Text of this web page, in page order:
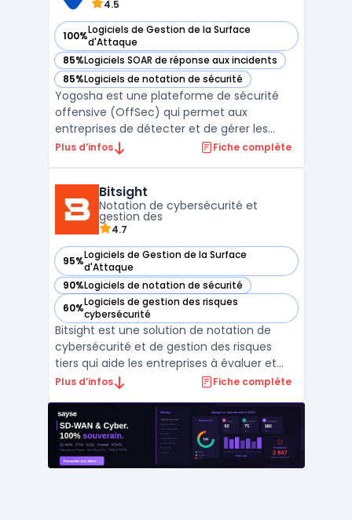
4.5
100%Logiciels de Gestion de la Surface
d'Attaque
— voir Yogosha dans cette catégorie
85%Logiciels SOAR de réponse aux incidents
— voir Yogosha dans cette catégorie
85%Logiciels de notation de sécurité
— voir Yogosha dans cette catégorie
Yogosha est une plateforme de sécurité
offensive (OffSec) qui permet aux
entreprises de détecter et de gérer les
vulnérabilités informatiques avant qu'elles
peuvent bénéficier de l'expertise d'une
communauté d'élite de hack ...
Plus d’infos Fiche complète
Bitsight
Notation de cybersécurité et
gestion des
4.7
95%Logiciels de Gestion de la Surface
d'Attaque
— voir Bitsight dans cette catégorie
90%Logiciels de notation de sécurité
— voir Bitsight dans cette catégorie
60%Logiciels de gestion des risques
cybersécurité
— voir Bitsight dans cette catégorie
Bitsight est une solution de notation de
cybersécurité et de gestion des risques
tiers qui aide les entreprises à évaluer et
surveiller la performance de sécurité de
notations allant de 250 à 900, Bitsight
fournit une évaluation objective de la
posture de cyb ...
Plus d’infos Fiche complète